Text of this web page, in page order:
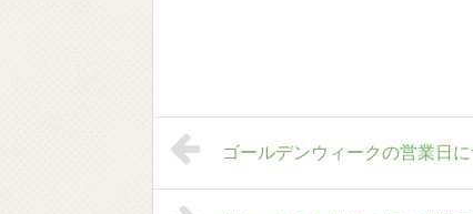
ゴールデンウィークの営業日